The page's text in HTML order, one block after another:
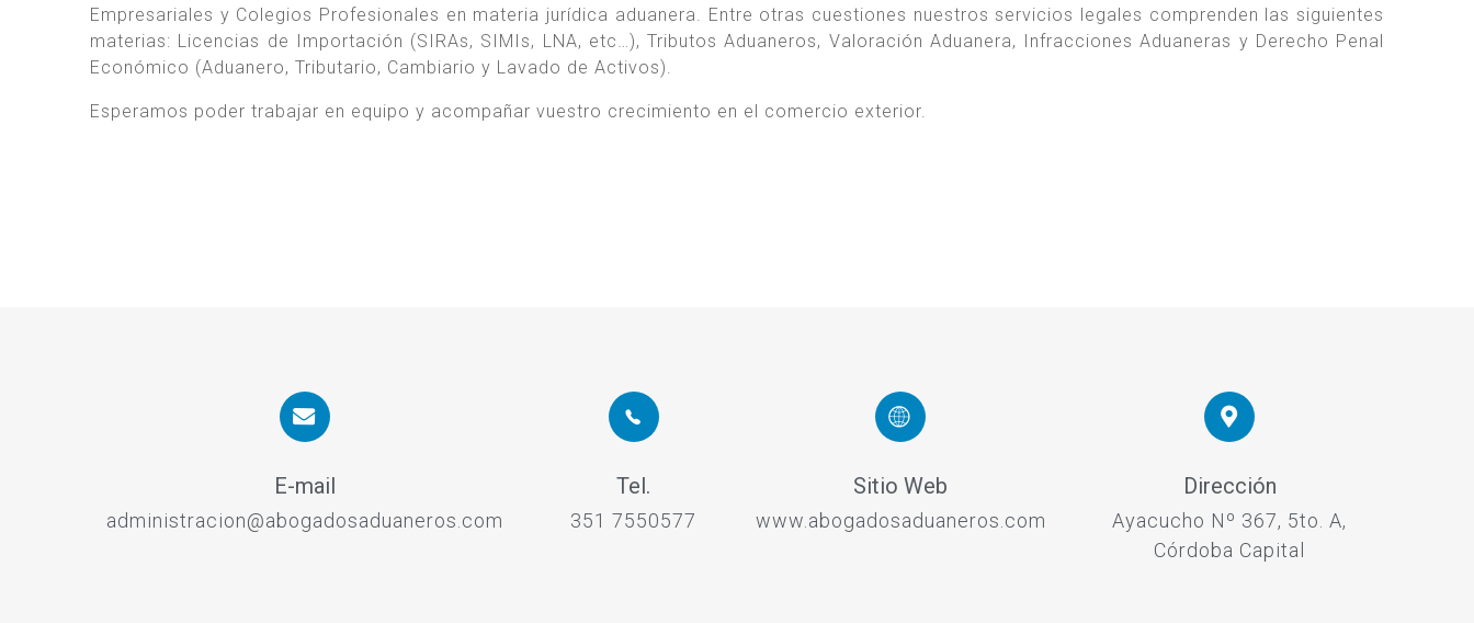
Empresariales y Colegios Profesionales en materia jurídica aduanera. Entre otras cuestiones nuestros servicios legales comprenden las siguientes
materias: Licencias de Importación (SIRAs, SIMIs, LNA, etc…), Tributos Aduaneros, Valoración Aduanera, Infracciones Aduaneras y Derecho Penal
Económico (Aduanero, Tributario, Cambiario y Lavado de Activos).
Esperamos poder trabajar en equipo y acompañar vuestro crecimiento en el comercio exterior.
E-mail
administracion@abogadosaduaneros.com
Tel.
351 7550577
Sitio Web
www.abogadosaduaneros.com
Dirección
Ayacucho Nº 367, 5to. A,
Córdoba Capital